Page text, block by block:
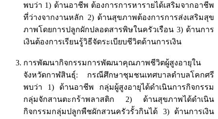
พบว่า 1) ด้านอาชีพ ต้องการการหารายได้เสริมจากอาชีพ
ที่ว่างจากงานหลัก 2) ด้านสุขภาพต้องการการส่งเสริมสุข
ภาพโดยการปลูกผักปลอดสารพิษในครัวเรือน 3) ด้านการ
เงินต้องการเรียนรู้วิธีจัดระเบียบชีวิตด้านการเงิน
การพัฒนากิจกรรมการพัฒนาคุณภาพชีวิตผู้สูงอายุใน
จังหวัดกาฬสินธุ์: กรณีศึกษาชุมชนเทศบาลตำบลโคกศรี
พบว่า 1) ด้านอาชีพ กลุ่มผู้สูงอายุได้ดำเนินการกิจกรรม
กลุ่มจักสานตะกร้าพลาสติก 2) ด้านสุขภาพได้ดำเนิน
กิจกรรมกลุ่มปลูกพืชผักสวนครัวรั้วกินได้ 3) ด้านการเงิน